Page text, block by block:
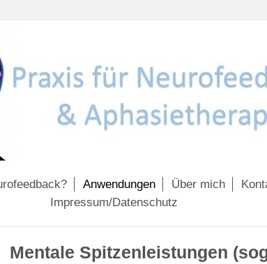
Anwendungen Über mich
Impressum/Datenschutz
Mentale Spitzenleistungen